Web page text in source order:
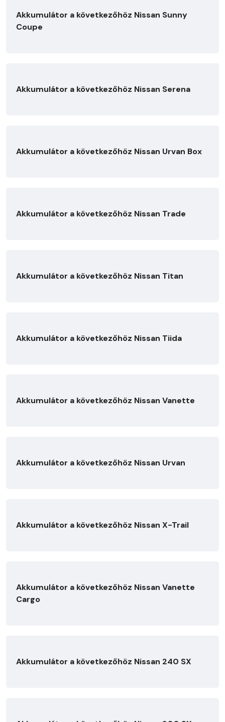
Akkumulátor a következőhöz Nissan Sunny
Coupe
Akkumulátor a következőhöz Nissan Serena
Akkumulátor a következőhöz Nissan Urvan Box
Akkumulátor a következőhöz Nissan Trade
Akkumulátor a következőhöz Nissan Titan
Akkumulátor a következőhöz Nissan Tiida
Akkumulátor a következőhöz Nissan Vanette
Akkumulátor a következőhöz Nissan Urvan
Akkumulátor a következőhöz Nissan X-Trail
Akkumulátor a következőhöz Nissan Vanette
Cargo
Akkumulátor a következőhöz Nissan 240 SX